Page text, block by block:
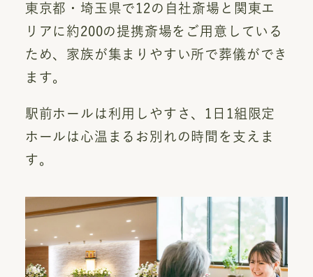
東京都・埼玉県で12の自社斎場と関東エ
リアに約200の提携斎場をご用意している
ため、家族が集まりやすい所で葬儀ができ
ます。
駅前ホールは利用しやすさ、1日1組限定
ホールは心温まるお別れの時間を支えま
す。